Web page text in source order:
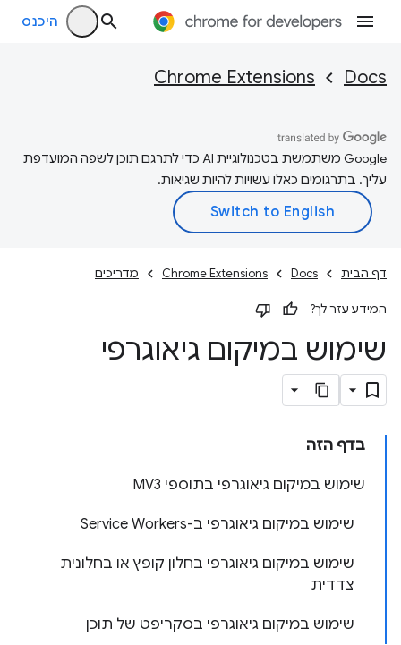
היכנס
Docs
Chrome Extensions
‫Google משתמשת בטכנולוגיית AI כדי לתרגם תוכן לשפה המועדפת
עליך. בתרגומים כאלו עשויות להיות שגיאות.
דף הבית Docs
Chrome Extensions מדריכים
המידע עזר לך?
שימוש במיקום גיאוגרפי
בדף הזה
שימוש במיקום גיאוגרפי בתוספי MV3
שימוש במיקום גיאוגרפי ב-Service Workers
שימוש במיקום גיאוגרפי בחלון קופץ או בחלונית
צדדית
שימוש במיקום גיאוגרפי בסקריפט של תוכן